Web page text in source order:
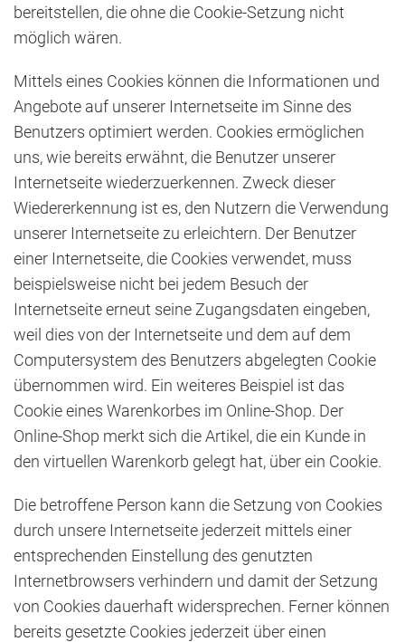
bereitstellen, die ohne die Cookie-Setzung nicht
möglich wären.
Mittels eines Cookies können die Informationen und
Angebote auf unserer Internetseite im Sinne des
Benutzers optimiert werden. Cookies ermöglichen
uns, wie bereits erwähnt, die Benutzer unserer
Internetseite wiederzuerkennen. Zweck dieser
Wiedererkennung ist es, den Nutzern die Verwendung
unserer Internetseite zu erleichtern. Der Benutzer
einer Internetseite, die Cookies verwendet, muss
beispielsweise nicht bei jedem Besuch der
Internetseite erneut seine Zugangsdaten eingeben,
weil dies von der Internetseite und dem auf dem
Computersystem des Benutzers abgelegten Cookie
übernommen wird. Ein weiteres Beispiel ist das
Cookie eines Warenkorbes im Online-Shop. Der
Online-Shop merkt sich die Artikel, die ein Kunde in
den virtuellen Warenkorb gelegt hat, über ein Cookie.
Die betroffene Person kann die Setzung von Cookies
durch unsere Internetseite jederzeit mittels einer
entsprechenden Einstellung des genutzten
Internetbrowsers verhindern und damit der Setzung
von Cookies dauerhaft widersprechen. Ferner können
bereits gesetzte Cookies jederzeit über einen